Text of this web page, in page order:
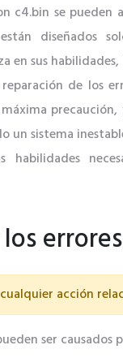
c4.bin se pueden
diseñados
en sus
de los
un sistema
habilidades
acción
ser